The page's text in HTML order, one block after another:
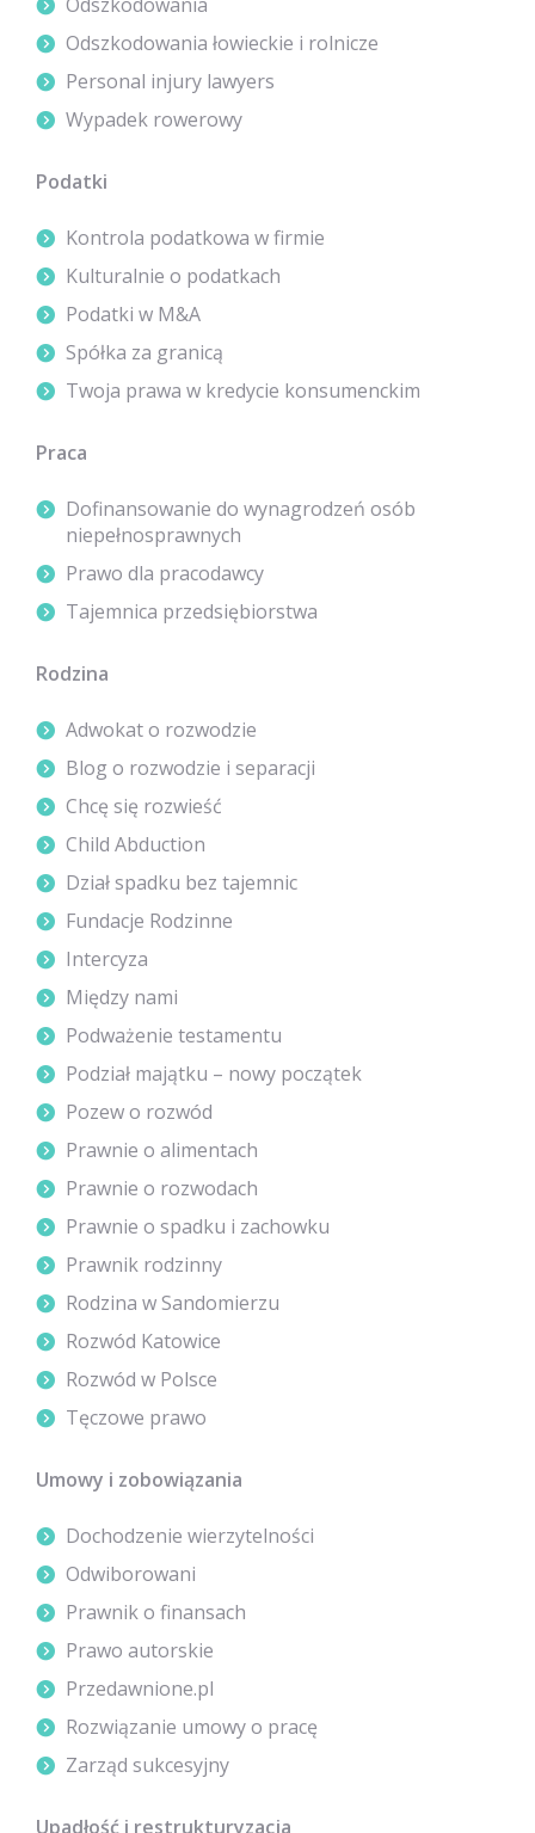
Odszkodowania łowieckie i rolnicze
Personal injury lawyers
Wypadek rowerowy
Podatki
Kontrola podatkowa w firmie
Kulturalnie o podatkach
Podatki w M&A
Spółka za granicą
Twoja prawa w kredycie konsumenckim
Praca
Dofinansowanie do wynagrodzeń osób
niepełnosprawnych
Prawo dla pracodawcy
Tajemnica przedsiębiorstwa
Rodzina
Adwokat o rozwodzie
Blog o rozwodzie i separacji
Chcę się rozwieść
Child Abduction
Dział spadku bez tajemnic
Fundacje Rodzinne
Intercyza
Między nami
Podważenie testamentu
Podział majątku – nowy początek
Pozew o rozwód
Prawnie o alimentach
Prawnie o rozwodach
Prawnie o spadku i zachowku
Prawnik rodzinny
Rodzina w Sandomierzu
Rozwód Katowice
Rozwód w Polsce
Tęczowe prawo
Umowy i zobowiązania
Dochodzenie wierzytelności
Odwiborowani
Prawnik o finansach
Prawo autorskie
Przedawnione.pl
Rozwiązanie umowy o pracę
Zarząd sukcesyjny
Upadłość i restrukturyzacja